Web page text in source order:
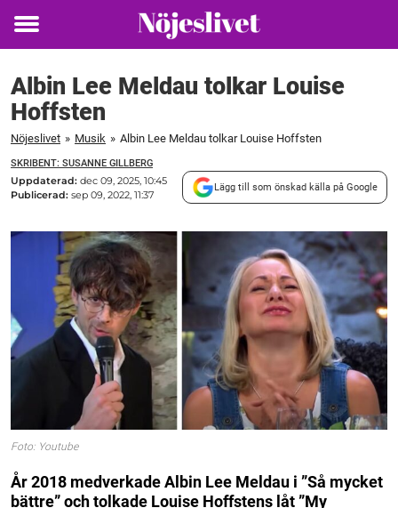
Toggle
Albin Lee Meldau tolkar Louise
Hoffsten
Nöjeslivet » Musik » Albin Lee Meldau tolkar Louise Hoffsten
SKRIBENT: SUSANNE GILLBERG
Uppdaterad: dec 09, 2025, 10:45
Publicerad: sep 09, 2022, 11:37
Lägg till som önskad källa på Google
Foto: Youtube
År 2018 medverkade Albin Lee Meldau i ”Så mycket
bättre” och tolkade Louise Hoffstens låt ”My